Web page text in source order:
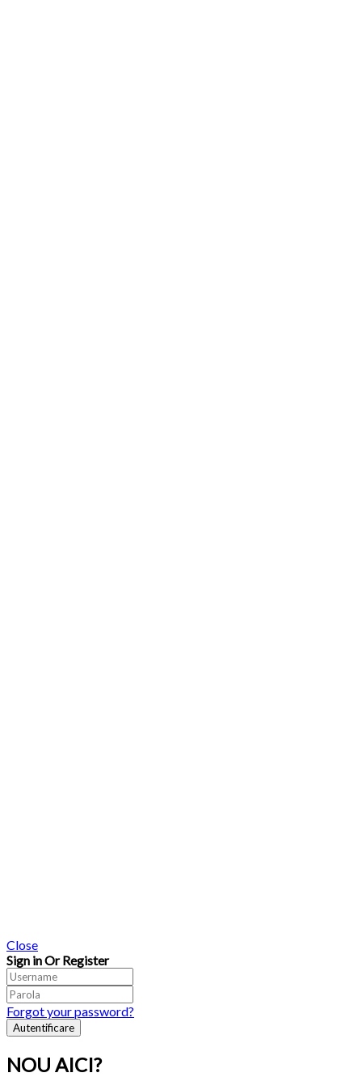
Close
Sign in Or Register
Forgot your password?
NOU AICI?